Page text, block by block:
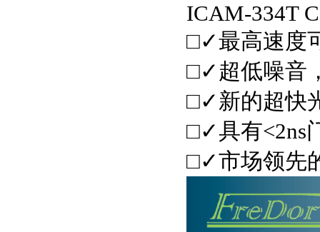
ICAM-334T
□✓最高速度
□✓超低噪音
□✓新的超快
□✓具有<2ns
□✓市场领先